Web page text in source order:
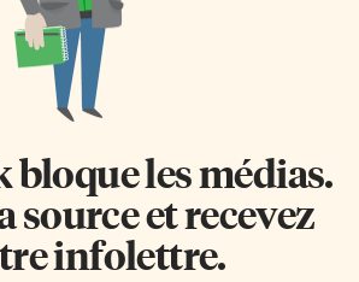
bloque les médias.
source et recevez
infolettre.